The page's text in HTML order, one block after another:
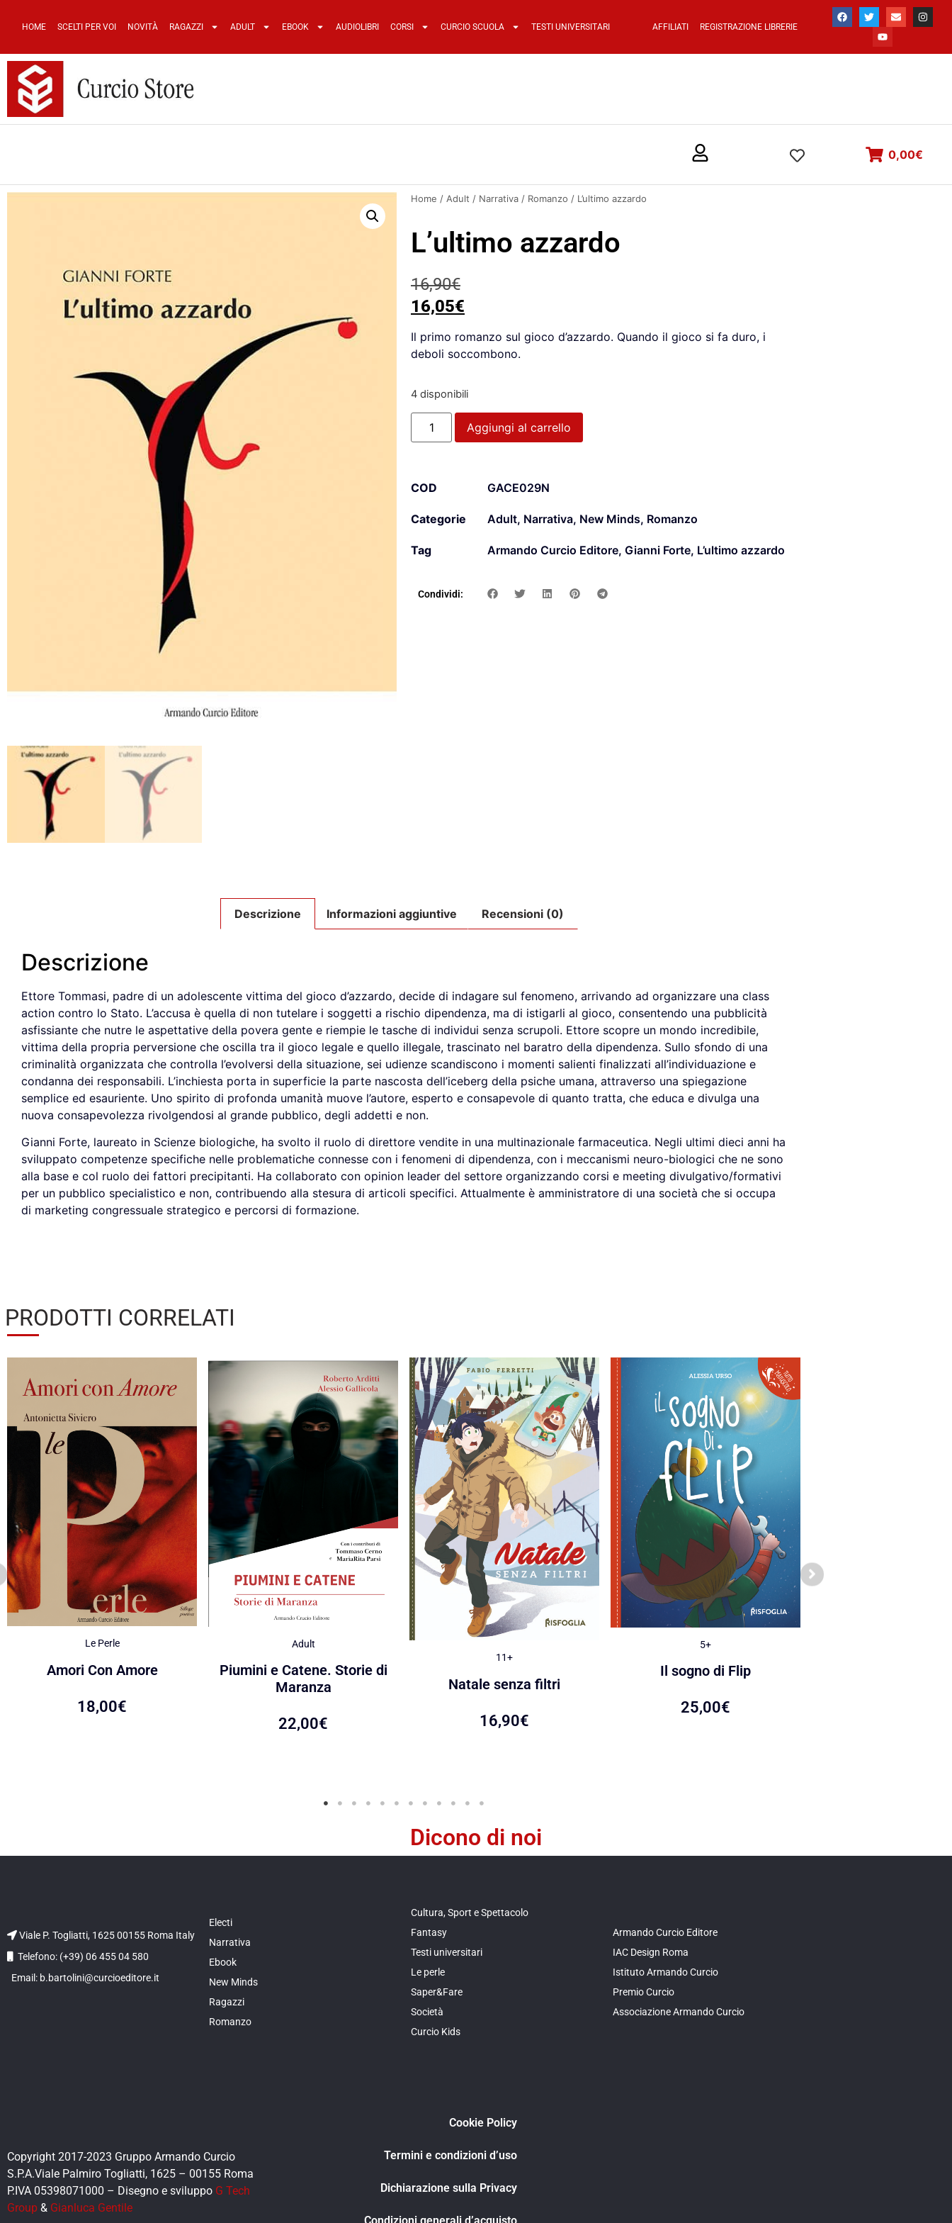
HOME SCELTI PER VOI NOVITÀ RAGAZZI ADULT EBOOK AUDIOLIBRI CORSI CURCIO SCUOLA TESTI UNIVERSITARI AFFILIATI REGISTRAZIONE LIBRERIE
0,00€
Home / Adult / Narrativa / Romanzo / L’ultimo azzardo
L’ultimo azzardo
16,90€
16,05€
Il primo romanzo sul gioco d’azzardo. Quando il gioco si fa duro, i
deboli soccombono.
4 disponibili
Aggiungi al carrello
COD GACE029N
Categorie Adult, Narrativa, New Minds, Romanzo
Tag Armando Curcio Editore, Gianni Forte, L’ultimo azzardo
Condividi:
Descrizione Informazioni aggiuntive Recensioni (0)
Descrizione
Ettore Tommasi, padre di un adolescente vittima del gioco d’azzardo, decide di indagare sul fenomeno, arrivando ad organizzare una class
action contro lo Stato. L’accusa è quella di non tutelare i soggetti a rischio dipendenza, ma di istigarli al gioco, consentendo una pubblicità
asfissiante che nutre le aspettative della povera gente e riempie le tasche di individui senza scrupoli. Ettore scopre un mondo incredibile,
vittima della propria perversione che oscilla tra il gioco legale e quello illegale, trascinato nel baratro della dipendenza. Sullo sfondo di una
criminalità organizzata che controlla l’evolversi della situazione, sei udienze scandiscono i momenti salienti finalizzati all’individuazione e
condanna dei responsabili. L’inchiesta porta in superficie la parte nascosta dell’iceberg della psiche umana, attraverso una spiegazione
semplice ed esauriente. Uno spirito di profonda umanità muove l’autore, esperto e consapevole di quanto tratta, che educa e divulga una
nuova consapevolezza rivolgendosi al grande pubblico, degli addetti e non.
Gianni Forte, laureato in Scienze biologiche, ha svolto il ruolo di direttore vendite in una multinazionale farmaceutica. Negli ultimi dieci anni ha
sviluppato competenze specifiche nelle problematiche connesse con i fenomeni di dipendenza, con i meccanismi neuro-biologici che ne sono
alla base e col ruolo dei fattori precipitanti. Ha collaborato con opinion leader del settore organizzando corsi e meeting divulgativo/formativi
per un pubblico specialistico e non, contribuendo alla stesura di articoli specifici. Attualmente è amministratore di una società che si occupa
di marketing congressuale strategico e percorsi di formazione.
PRODOTTI CORRELATI
Le Perle
Amori Con Amore
18,00€
Adult
Piumini e Catene. Storie di
Maranza
22,00€
11+
Natale senza filtri
16,90€
5+
Il sogno di Flip
25,00€
Dicono di noi
Viale P. Togliatti, 1625 00155 Roma Italy
Telefono: (+39) 06 455 04 580
Email: b.bartolini@curcioeditore.it
Electi
Narrativa
Ebook
New Minds
Ragazzi
Romanzo
Cultura, Sport e Spettacolo
Fantasy
Testi universitari
Le perle
Saper&Fare
Società
Curcio Kids
Armando Curcio Editore
IAC Design Roma
Istituto Armando Curcio
Premio Curcio
Associazione Armando Curcio
Copyright 2017-2023 Gruppo Armando Curcio
S.P.A.Viale Palmiro Togliatti, 1625 – 00155 Roma
P.IVA 05398071000 – Disegno e sviluppo G Tech
Group & Gianluca Gentile
Cookie Policy
Termini e condizioni d’uso
Dichiarazione sulla Privacy
Condizioni generali d’acquisto